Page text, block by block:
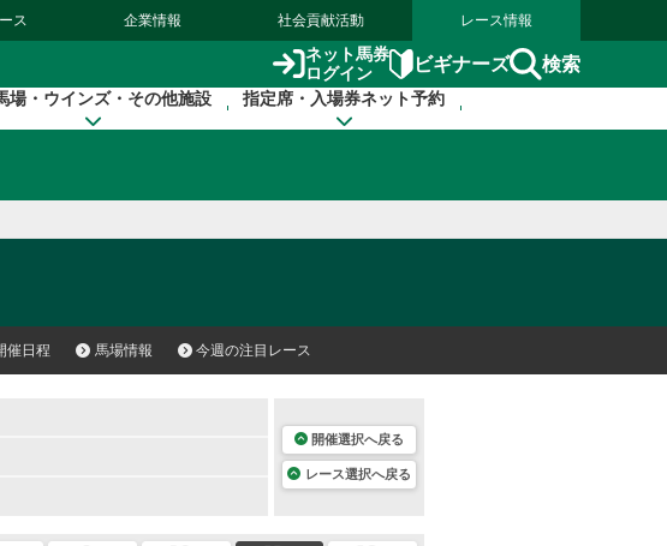
ス 企業情報 社会貢献活動 レース情報
ネット馬券
ログイン
ビギナーズ 検索
場・ウインズ・その他施設 指定席・入場券ネット予約
催日程 馬場情報 今週の注目レース
開催選択へ戻る
レース選択へ戻る